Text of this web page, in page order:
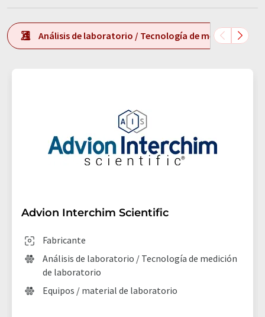
Análisis de laboratorio / Tecnología de medición de
Advion Interchim Scientific
Fabricante
Análisis de laboratorio / Tecnología de medición
de laboratorio
Equipos / material de laboratorio